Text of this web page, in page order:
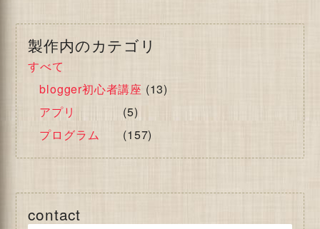
製作内のカテゴリ
すべて
blogger初心者講座 (13)
アプリ
(5)
プログラム
(157)
contact